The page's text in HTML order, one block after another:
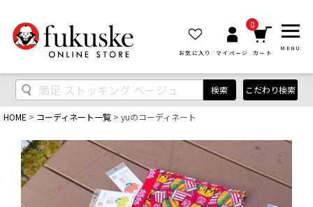
お気に入り マイページ
0
カート
MENU
検索 こだわり検索
HOME コーディネート一覧 yuのコーディネート